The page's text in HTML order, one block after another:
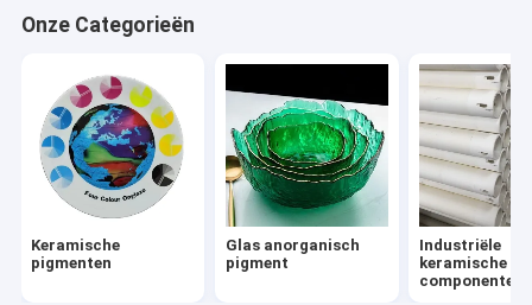
Onze Categorieën
Keramische
pigmenten
Glas anorganisch
pigment
Industriële
keramische
componenten